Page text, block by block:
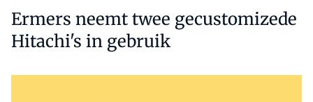
Ermers neemt twee gecustomizede
Hitachi's in gebruik